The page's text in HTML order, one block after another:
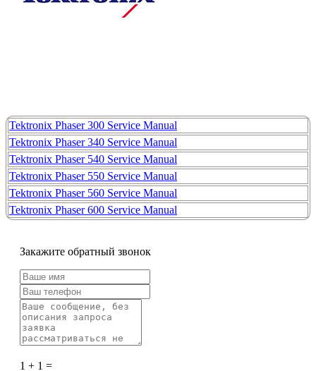
Tektronix Phaser 300 Service Manual
Tektronix Phaser 340 Service Manual
Tektronix Phaser 540 Service Manual
Tektronix Phaser 550 Service Manual
Tektronix Phaser 560 Service Manual
Tektronix Phaser 600 Service Manual
Закажите обратный звонок
1 + 1 =